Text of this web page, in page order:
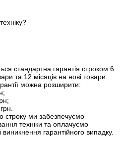
стандартна гарантія строком 6
та 12 місяців на нові товари.
можна розширити:
строку ми забезпечуємо
техніки та оплачуємо
виникнення гарантійного випадку.